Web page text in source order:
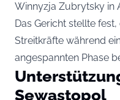
Winnyzja Zubrytsky in
Das Gericht stellte
Streitkräfte während
angespannten Phase
Sewastopol